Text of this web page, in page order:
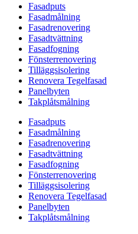
Fasadputs
Fasadmålning
Fasadrenovering
Fasadtvättning
Fasadfogning
Fönsterrenovering
Tilläggsisolering
Renovera Tegelfasad
Panelbyten
Takplåtsmålning
Fasadputs
Fasadmålning
Fasadrenovering
Fasadtvättning
Fasadfogning
Fönsterrenovering
Tilläggsisolering
Renovera Tegelfasad
Panelbyten
Takplåtsmålning